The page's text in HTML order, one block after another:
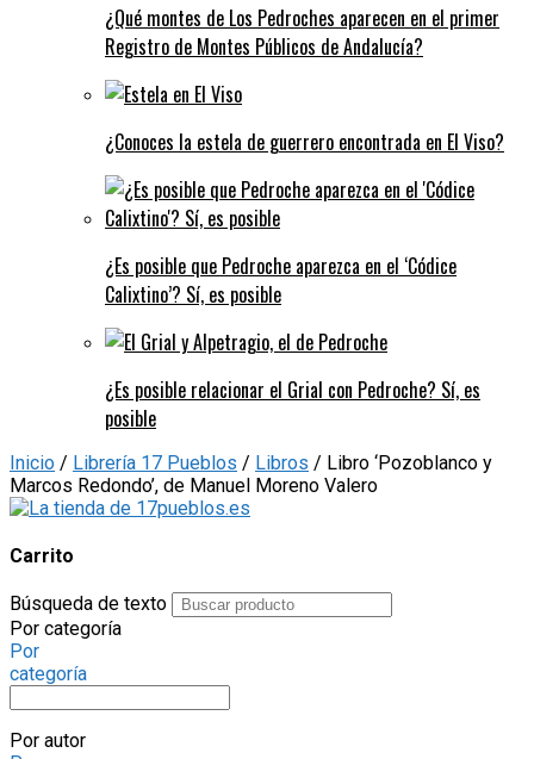
¿Qué montes de Los Pedroches aparecen en el primer
Registro de Montes Públicos de Andalucía?
¿Conoces la estela de guerrero encontrada en El Viso?
¿Es posible que Pedroche aparezca en el ‘Códice
Calixtino’? Sí, es posible
¿Es posible relacionar el Grial con Pedroche? Sí, es
posible
Inicio / Librería 17 Pueblos / Libros / Libro ‘Pozoblanco y
Marcos Redondo’, de Manuel Moreno Valero
Carrito
Búsqueda de texto
Por categoría
Por
categoría
Por autor